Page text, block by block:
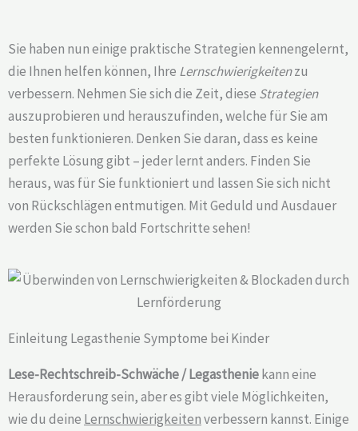
Sie haben nun einige praktische Strategien kennengelernt,
die Ihnen helfen können, Ihre Lernschwierigkeitenzu
verbessern. Nehmen Sie sich die Zeit, diese Strategien
auszuprobieren und herauszufinden, welche für Sie am
besten funktionieren. Denken Sie daran, dass es keine
perfekte Lösung gibt – jeder lernt anders. Finden Sie
heraus, was für Sie funktioniert und lassen Sie sich nicht
von Rückschlägen entmutigen. Mit Geduld und Ausdauer
werden Sie schon bald Fortschritte sehen!
Einleitung Legasthenie Symptome bei Kinder
Lese-Rechtschreib-Schwäche / Legastheniekann eine
Herausforderung sein, aber es gibt viele Möglichkeiten,
wie du deine Lernschwierigkeitenverbessern kannst. Einige